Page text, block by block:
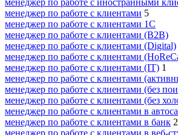
менеджер по работе с клиентами 5
менеджер по работе с клиентами 1С
менеджер по работе с клиентами (B2B)
менеджер по работе с клиентами (Digital)
менеджер по работе с клиентами
менеджер по работе с клиентами (IT) 1
менеджер по работе с клиентами
менеджер по работе с клиентами (без
менеджер по работе с клиентами (без
менеджер по работе с клиентами в
менеджер по работе с клиентами в банк 2
менеджер по работе с клиентами в веб-